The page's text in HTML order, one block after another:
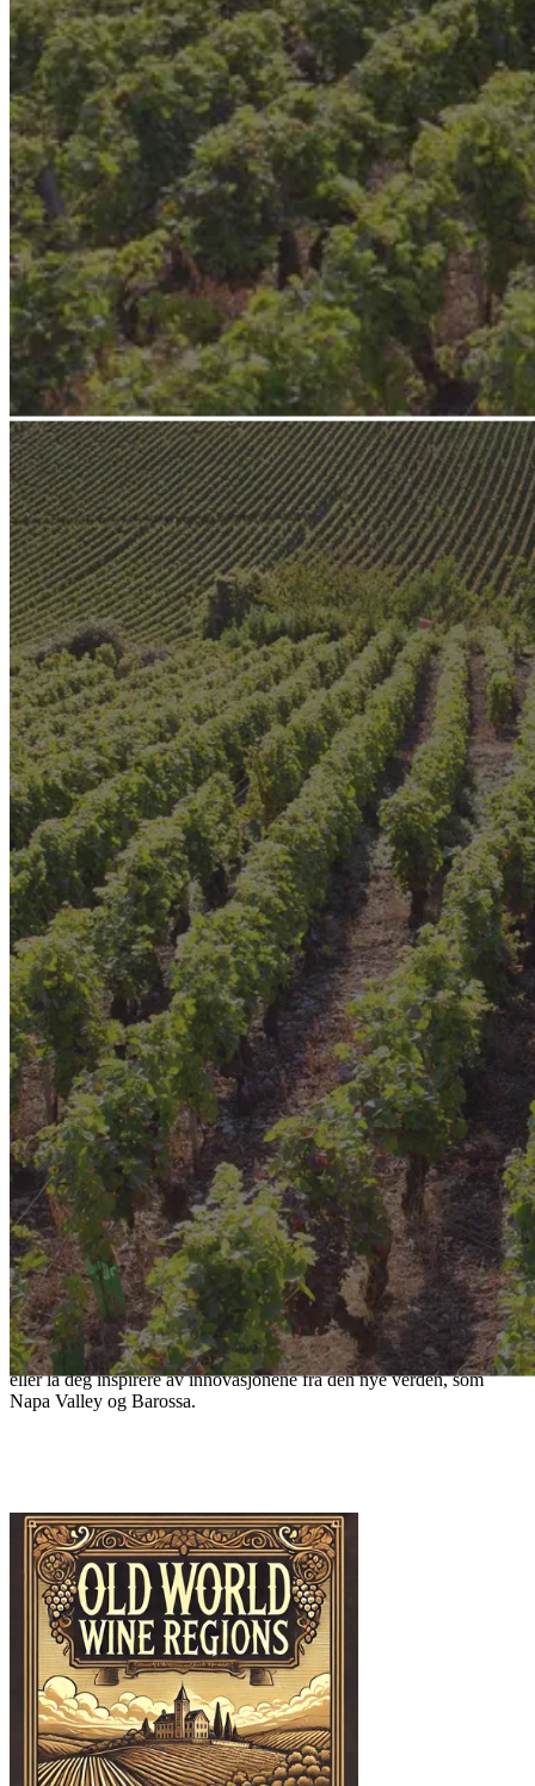
Vinregioner: Fra tradisjon til innovasjon
Bli med på en reise gjennom verdens mest ikoniske vinregioner.
Utforsk klassikere fra den gamle verden som Bordeaux og Toscana,
eller la deg inspirere av innovasjonene fra den nye verden, som
Napa Valley og Barossa.